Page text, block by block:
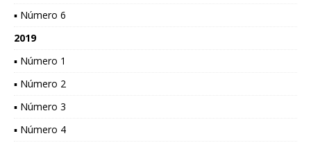
▪ Número 6
2019
▪ Número 1
▪ Número 2
▪ Número 3
▪ Número 4